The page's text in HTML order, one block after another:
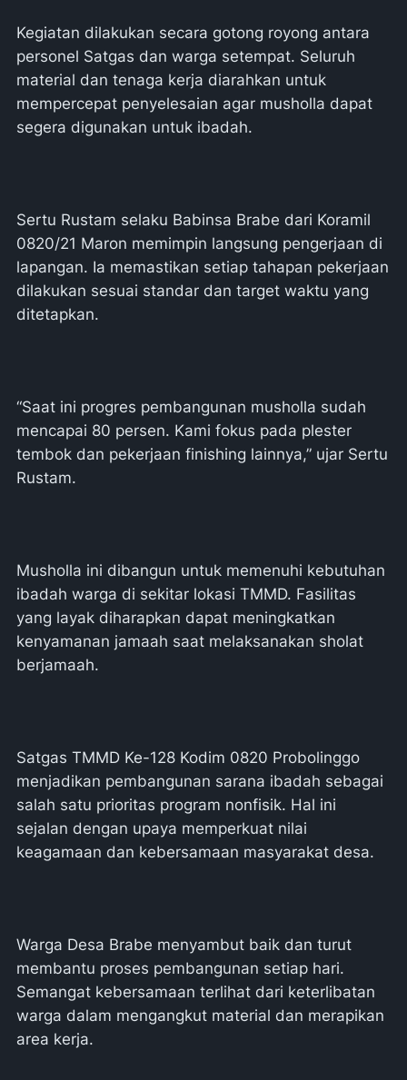
Kegiatan dilakukan secara gotong royong antara
personel Satgas dan warga setempat. Seluruh
material dan tenaga kerja diarahkan untuk
mempercepat penyelesaian agar musholla dapat
segera digunakan untuk ibadah.
Sertu Rustam selaku Babinsa Brabe dari Koramil
0820/21 Maron memimpin langsung pengerjaan di
lapangan. Ia memastikan setiap tahapan pekerjaan
dilakukan sesuai standar dan target waktu yang
ditetapkan.
“Saat ini progres pembangunan musholla sudah
mencapai 80 persen. Kami fokus pada plester
tembok dan pekerjaan finishing lainnya,” ujar Sertu
Rustam.
Musholla ini dibangun untuk memenuhi kebutuhan
ibadah warga di sekitar lokasi TMMD. Fasilitas
yang layak diharapkan dapat meningkatkan
kenyamanan jamaah saat melaksanakan sholat
berjamaah.
Satgas TMMD Ke-128 Kodim 0820 Probolinggo
menjadikan pembangunan sarana ibadah sebagai
salah satu prioritas program nonfisik. Hal ini
sejalan dengan upaya memperkuat nilai
keagamaan dan kebersamaan masyarakat desa.
Warga Desa Brabe menyambut baik dan turut
membantu proses pembangunan setiap hari.
Semangat kebersamaan terlihat dari keterlibatan
warga dalam mengangkut material dan merapikan
area kerja.